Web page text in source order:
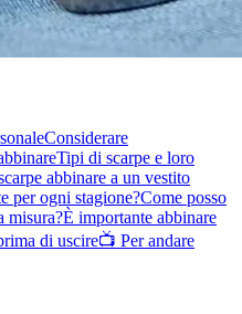
Considerare
Tipi di scarpe e loro
abbinare a un vestito
per ogni stagione?Come posso
misura?È importante abbinare
di uscire📺 Per andare